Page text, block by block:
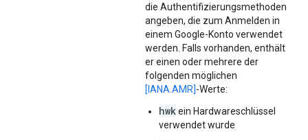
die Authentifizierungsmethoden
angeben, die zum Anmelden in
einem Google-Konto verwendet
werden. Falls vorhanden, enthält
er einen oder mehrere der
folgenden möglichen
[IANA.AMR]-Werte:
hwkein Hardwareschlüssel
verwendet wurde